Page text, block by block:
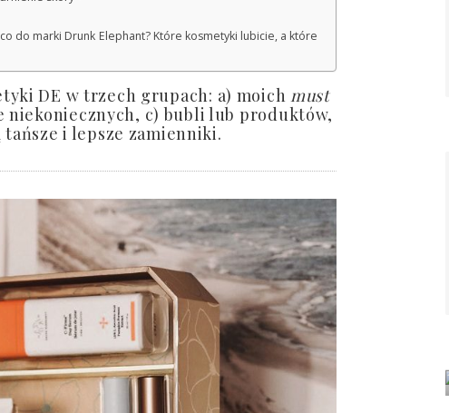
do marki Drunk Elephant? Które kosmetyki lubicie, a które
DE w trzech grupach: a) moichmust
niekoniecznych, c) bubli lub produktów,
i lepsze zamienniki.